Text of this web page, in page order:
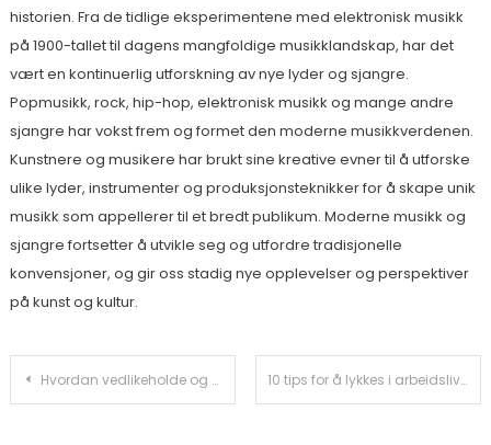
historien. Fra de tidlige eksperimentene med elektronisk musikk
på 1900-tallet til dagens mangfoldige musikklandskap, har det
vært en kontinuerlig utforskning av nye lyder og sjangre.
Popmusikk, rock, hip-hop, elektronisk musikk og mange andre
sjangre har vokst frem og formet den moderne musikkverdenen.
Kunstnere og musikere har brukt sine kreative evner til å utforske
ulike lyder, instrumenter og produksjonsteknikker for å skape unik
musikk som appellerer til et bredt publikum. Moderne musikk og
sjangre fortsetter å utvikle seg og utfordre tradisjonelle
konvensjoner, og gir oss stadig nye opplevelser og perspektiver
på kunst og kultur.
Innleggsnavigasjon
Hvordan vedlikeholde og stelle dine hageplanter 10 tips for å lykkes i arbeidslivet